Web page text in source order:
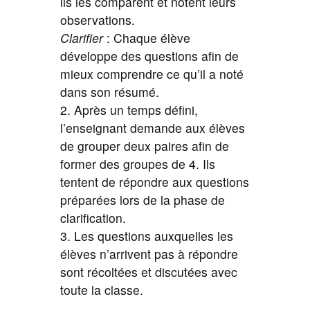
observations.
Clarifier: Chaque élève
développe des questions afin de
mieux comprendre ce qu’il a noté
dans son résumé.
2. Après un temps défini,
l’enseignant demande aux élèves
de grouper deux paires afin de
former des groupes de 4. Ils
tentent de répondre aux questions
préparées lors de la phase de
clarification.
3. Les questions auxquelles les
élèves n’arrivent pas à répondre
sont récoltées et discutées avec
toute la classe.